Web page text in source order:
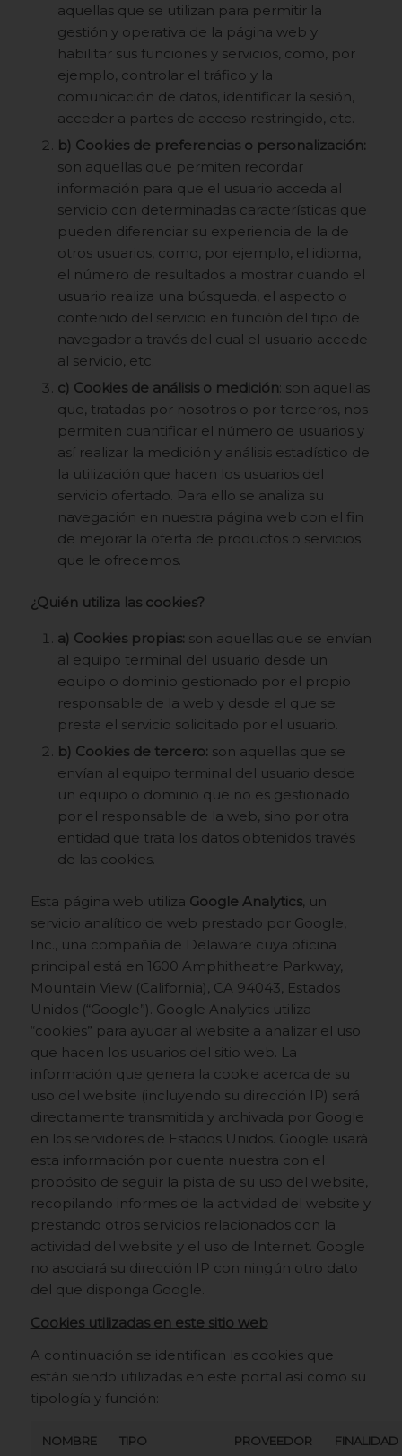
aquellas que se utilizan para permitir la
gestión y operativa de la página web y
habilitar sus funciones y servicios, como, por
ejemplo, controlar el tráfico y la
comunicación de datos, identificar la sesión,
acceder a partes de acceso restringido, etc.
b) Cookies de preferencias o personalización:
son aquellas que permiten recordar
información para que el usuario acceda al
servicio con determinadas características que
pueden diferenciar su experiencia de la de
otros usuarios, como, por ejemplo, el idioma,
el número de resultados a mostrar cuando el
usuario realiza una búsqueda, el aspecto o
contenido del servicio en función del tipo de
navegador a través del cual el usuario accede
al servicio, etc.
c) Cookies de análisis o medición: son aquellas
que, tratadas por nosotros o por terceros, nos
permiten cuantificar el número de usuarios y
así realizar la medición y análisis estadístico de
la utilización que hacen los usuarios del
servicio ofertado. Para ello se analiza su
navegación en nuestra página web con el fin
de mejorar la oferta de productos o servicios
que le ofrecemos.
¿Quién utiliza las cookies?
a) Cookies propias: son aquellas que se envían
al equipo terminal del usuario desde un
equipo o dominio gestionado por el propio
responsable de la web y desde el que se
presta el servicio solicitado por el usuario.
b) Cookies de tercero: son aquellas que se
envían al equipo terminal del usuario desde
un equipo o dominio que no es gestionado
por el responsable de la web, sino por otra
entidad que trata los datos obtenidos través
de las cookies.
Esta página web utiliza Google Analytics, un
servicio analítico de web prestado por Google,
Inc., una compañía de Delaware cuya oficina
principal está en 1600 Amphitheatre Parkway,
Mountain View (California), CA 94043, Estados
Unidos (“Google”). Google Analytics utiliza
“cookies” para ayudar al website a analizar el uso
que hacen los usuarios del sitio web. La
información que genera la cookie acerca de su
uso del website (incluyendo su dirección IP) será
directamente transmitida y archivada por Google
en los servidores de Estados Unidos. Google usará
esta información por cuenta nuestra con el
propósito de seguir la pista de su uso del website,
recopilando informes de la actividad del website y
prestando otros servicios relacionados con la
actividad del website y el uso de Internet. Google
no asociará su dirección IP con ningún otro dato
del que disponga Google.
Cookies utilizadas en este sitio web
A continuación se identifican las cookies que
están siendo utilizadas en este portal así como su
tipología y función:
NOMBRE TIPO PROVEEDOR FINALIDAD